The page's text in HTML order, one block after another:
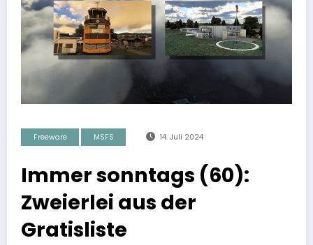
Freeware MSFS 14. Juli 2024
Immer sonntags (60):
Zweierlei aus der
Gratisliste